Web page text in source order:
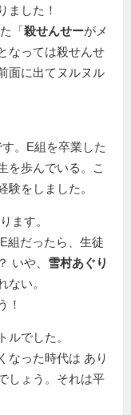
ました！
「殺せんせーがメ
なっては殺せんせ
面に出てヌルヌル
。E組を卒業した
を歩んでいる。こ
をしました。
ます。
組だったら、生徒
いや、 雪村あぐり
ない。
！
ルでした。
なった時代は あり
しょう。それは平